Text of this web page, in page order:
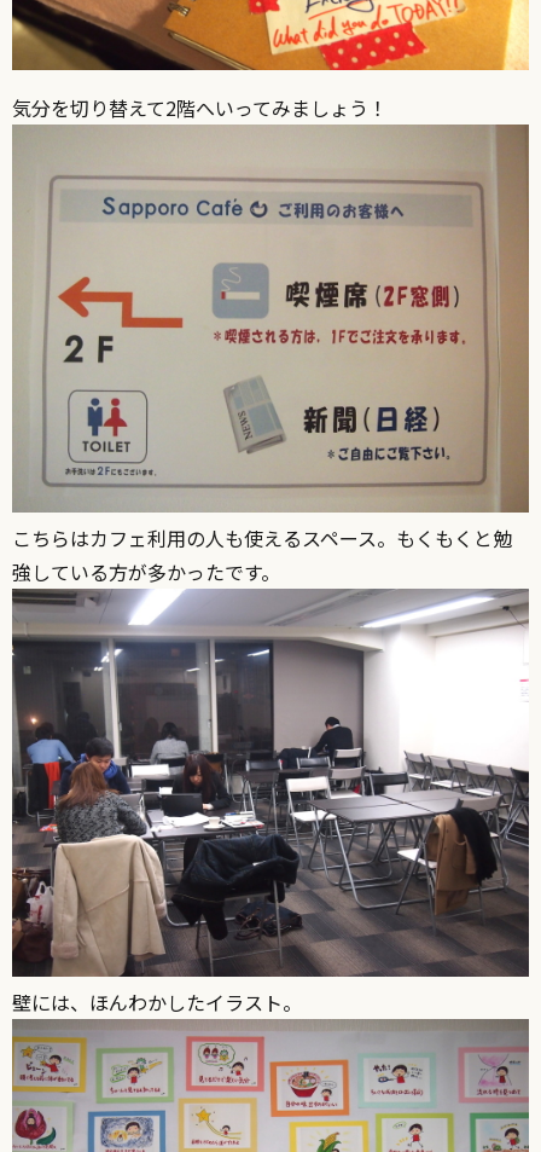
気分を切り替えて2階へいってみましょう！
こちらはカフェ利用の人も使えるスペース。もくもくと勉
強している方が多かったです。
壁には、ほんわかしたイラスト。